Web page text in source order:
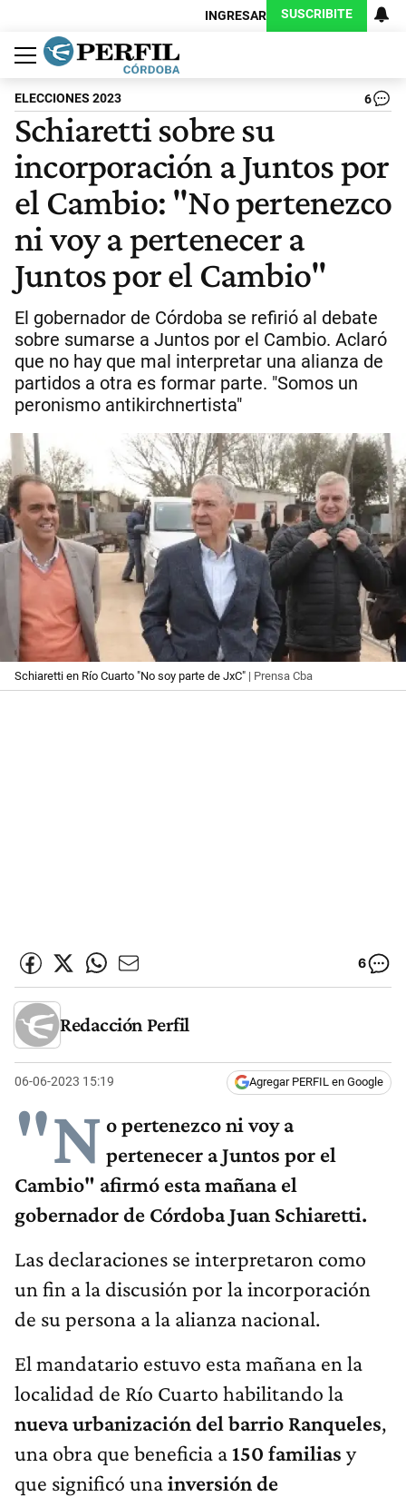
INGRESAR SUSCRIBITE
Política
Economía
Judiciales
Sociedad
Cultura
Espectáculos
Deportes
Protagonistas
ELECCIONES 2023 6
Schiaretti sobre su
incorporación a Juntos por
el Cambio: "No pertenezco
ni voy a pertenecer a
Juntos por el Cambio"
El gobernador de Córdoba se refirió al debate
sobre sumarse a Juntos por el Cambio. Aclaró
que no hay que mal interpretar una alianza de
partidos a otra es formar parte. "Somos un
peronismo antikirchnertista"
Schiaretti en Río Cuarto "No soy parte de JxC" | Prensa Cba
6
Redacción Perfil
06-06-2023 15:19 Agregar PERFIL en Google
"N o pertenezco ni voy a
pertenecer a Juntos por el
Cambio" afirmó esta mañana el
gobernador de Córdoba Juan Schiaretti.
Las declaraciones se interpretaron como
un fin a la discusión por la incorporación
de su persona a la alianza nacional.
El mandatario estuvo esta mañana en la
localidad de Río Cuarto habilitando la
nueva urbanización del barrio Ranqueles,
una obra que beneficia a150 familias y
que significó unainversión de